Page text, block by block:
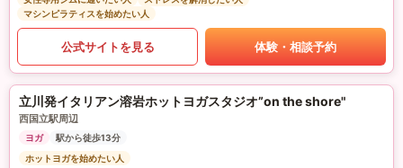
マシンピラティスを始めたい人
公式サイトを見る 体験・相談予約
立川発イタリアン溶岩ホットヨガスタジオ”on the shore"
西国立駅周辺
ヨガ
駅から徒歩13分
ホットヨガを始めたい人